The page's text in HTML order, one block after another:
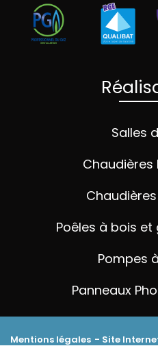
Salles
Poêles à bois
Pompes
Panneaux
Mentions légales - Site